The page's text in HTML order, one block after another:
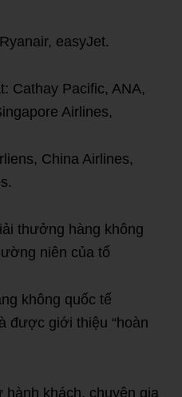
easyJet.
Cathay Pacific, ANA,
Airlines,
China Airlines,
thưởng hàng không
niên của tổ
không quốc tế
được giới thiệu “hoàn
hành khách, chuyên gia